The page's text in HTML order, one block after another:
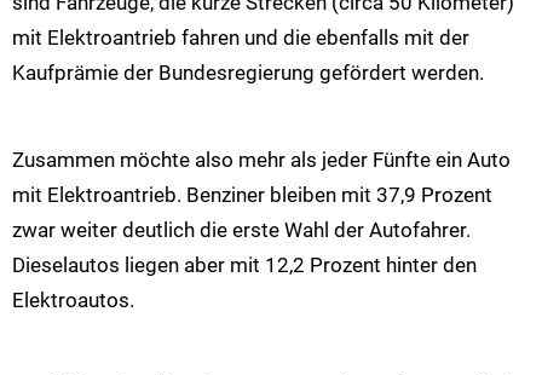
mit Elektroantrieb fahren und die ebenfalls mit der
Kaufprämie der Bundesregierung gefördert werden.
Zusammen möchte also mehr als jeder Fünfte ein Auto
mit Elektroantrieb. Benziner bleiben mit 37,9 Prozent
zwar weiter deutlich die erste Wahl der Autofahrer.
Dieselautos liegen aber mit 12,2 Prozent hinter den
Elektroautos.